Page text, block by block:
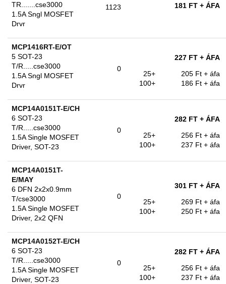
TR.......cse3000
1.5A Sngl MOSFET
Drvr
1123 181 FT + ÁFA
MCP1416RT-E/OT
5 SOT-23
T/R.....cse3000
1.5A Sngl MOSFET
Drvr
0
227 FT + ÁFA
25+
205 Ft + áfa
100+
186 Ft + áfa
MCP14A0151T-E/CH
6 SOT-23
T/R.....cse3000
1.5A Single MOSFET
Driver, SOT-23
0
282 FT + ÁFA
25+
256 Ft + áfa
100+
237 Ft + áfa
MCP14A0151T-
E/MAY
6 DFN 2x2x0.9mm
T/cse3000
1.5A Single MOSFET
Driver, 2x2 QFN
0
301 FT + ÁFA
25+
269 Ft + áfa
100+
250 Ft + áfa
MCP14A0152T-E/CH
6 SOT-23
T/R.....cse3000
1.5A Single MOSFET
Driver, SOT-23
0
282 FT + ÁFA
25+
256 Ft + áfa
100+
237 Ft + áfa